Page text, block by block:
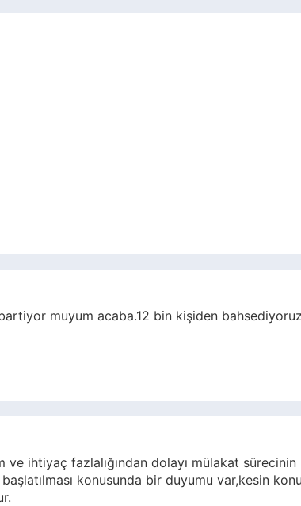
muyum acaba.12 bin kişiden bahsediyoruz
ihtiyaç fazlalığından dolayı mülakat sürecinin
konusunda bir duyumu var,kesin